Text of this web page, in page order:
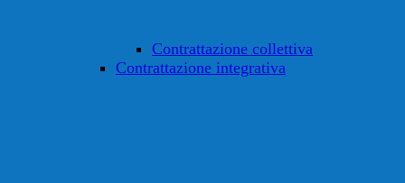
Contrattazione collettiva
Contrattazione integrativa